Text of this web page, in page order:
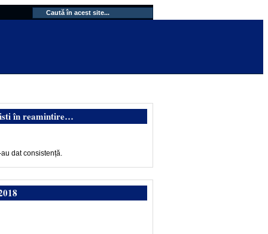
în reamintire…
dat consistență.